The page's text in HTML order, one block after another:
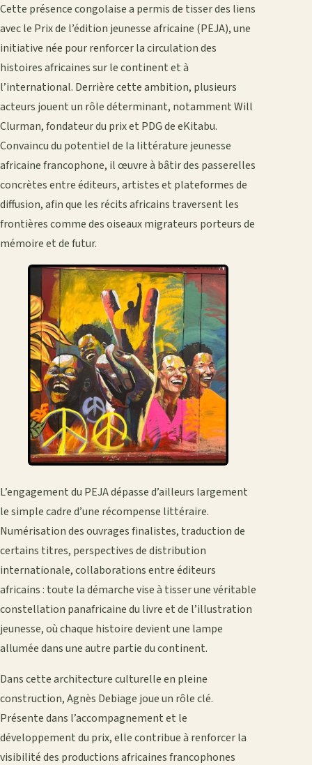
Cette présence congolaise a permis de tisser des liens
avec le Prix de l’édition jeunesse africaine (PEJA), une
initiative née pour renforcer la circulation des
histoires africaines sur le continent et à
l’international. Derrière cette ambition, plusieurs
acteurs jouent un rôle déterminant, notamment Will
Clurman, fondateur du prix et PDG de eKitabu.
Convaincu du potentiel de la littérature jeunesse
africaine francophone, il œuvre à bâtir des passerelles
concrètes entre éditeurs, artistes et plateformes de
diffusion, afin que les récits africains traversent les
frontières comme des oiseaux migrateurs porteurs de
mémoire et de futur.
L’engagement du PEJA dépasse d’ailleurs largement
le simple cadre d’une récompense littéraire.
Numérisation des ouvrages finalistes, traduction de
certains titres, perspectives de distribution
internationale, collaborations entre éditeurs
africains : toute la démarche vise à tisser une véritable
constellation panafricaine du livre et de l’illustration
jeunesse, où chaque histoire devient une lampe
allumée dans une autre partie du continent.
Dans cette architecture culturelle en pleine
construction, Agnès Debiage joue un rôle clé.
Présente dans l’accompagnement et le
développement du prix, elle contribue à renforcer la
visibilité des productions africaines francophones